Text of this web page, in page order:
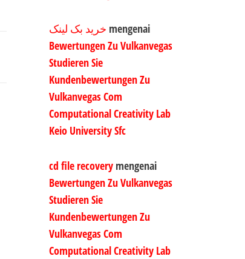
خرید بک لینک mengenai
Bewertungen Zu Vulkanvegas
Studieren Sie
Kundenbewertungen Zu
Vulkanvegas Com
Computational Creativity Lab
Keio University Sfc
cd file recoverymengenai
Bewertungen Zu Vulkanvegas
Studieren Sie
Kundenbewertungen Zu
Vulkanvegas Com
Computational Creativity Lab